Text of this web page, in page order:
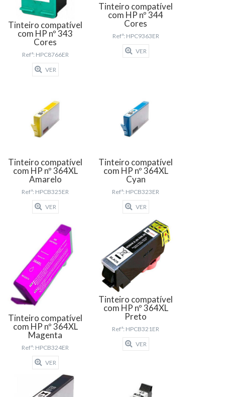
Tinteiro compatível
com HP nº 343
Cores
Refª: HPC8766ER
VER
Tinteiro compatível
com HP nº 344
Cores
Refª: HPC9363ER
VER
Tinteiro compatível
com HP nº 364XL
Amarelo
Refª: HPCB325ER
VER
Tinteiro compatível
com HP nº 364XL
Cyan
Refª: HPCB323ER
VER
Tinteiro compatível
com HP nº 364XL
Magenta
Refª: HPCB324ER
VER
Tinteiro compatível
com HP nº 364XL
Preto
Refª: HPCB321ER
VER